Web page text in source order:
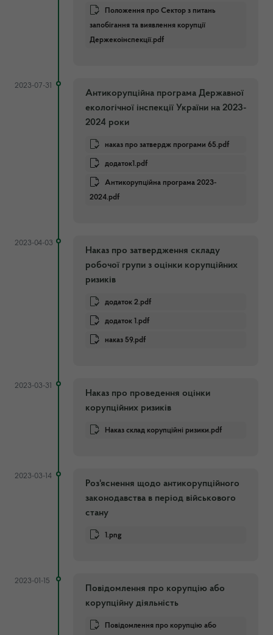
Положення про Сектор з питань
запобігання та виявлення корупції
Держекоінспекції.pdf
2023-07-31
Антикорупційна програма Державної
екологічної інспекції України на 2023-
2024 роки
наказ про затвердж програми 65.pdf
додаток1.pdf
Антикорупційна програма 2023-
2024.pdf
2023-04-03
Наказ про затвердження складу
робочої групи з оцінки корупційних
ризиків
додаток 2.pdf
додаток 1.pdf
наказ 59.pdf
2023-03-31
Наказ про проведення оцінки
корупційних ризиків
Наказ склад корупційні ризики.pdf
2023-03-14
Роз'яснення щодо антикорупційного
законодавства в період військового
стану
1.png
2023-01-15
Повідомлення про корупцію або
корупційну діяльність
Повідомлення про корупцію або